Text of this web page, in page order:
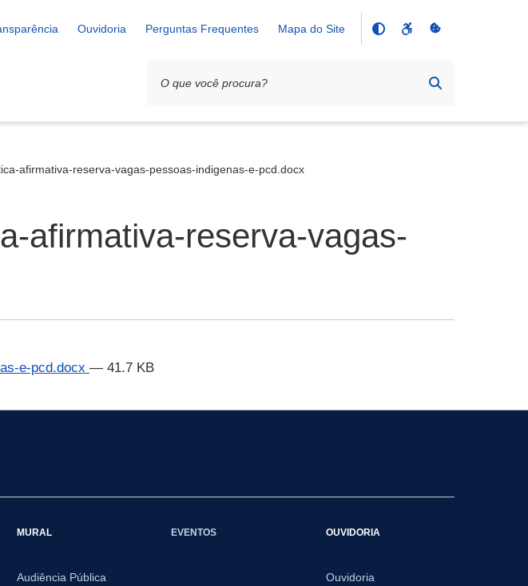
Ouvidoria Perguntas Frequentes Mapa do Site
afirmativa-reserva-vagas-pessoas-indigenas-e-pcd.docx
afirmativa-reserva-vagas-
e-pcd.docx — 41.7 KB
MURAL
Audiência Pública
EVENTOS OUVIDORIA
Ouvidoria